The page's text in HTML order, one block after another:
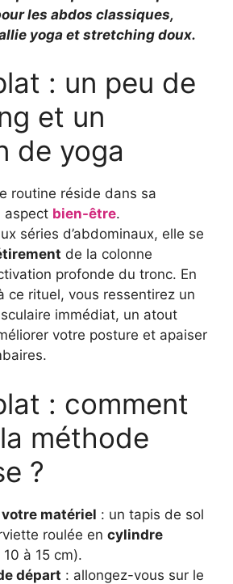
les abdos classiques,
yoga et stretching doux.
: un peu de
et un
de yoga
routine réside dans sa
aspect bien-être.
séries d’abdominaux, elle se
de la colonne
profonde du tronc. En
ce rituel, vous ressentirez un
immédiat, un atout
votre posture et apaiser
: comment
méthode
?
matériel : un tapis de sol
roulée en cylindre
à 15 cm).
départ : allongez-vous sur le